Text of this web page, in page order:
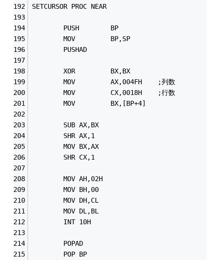
SETCURSOR PROC NEAR
        PUSH        BP
        MOV         BP,SP
        PUSHAD
        XOR         BX,BX
        MOV         AX,004FH    ;列数
        MOV         CX,0018H    ;行数
        MOV         BX,[BP+4]
        SUB AX,BX
        SHR AX,1
        MOV BX,AX
        SHR CX,1
MOV AH,02H
        MOV BH,00
        MOV DH,CL
        MOV DL,BL
        INT 10H
        POPAD
        POP BP